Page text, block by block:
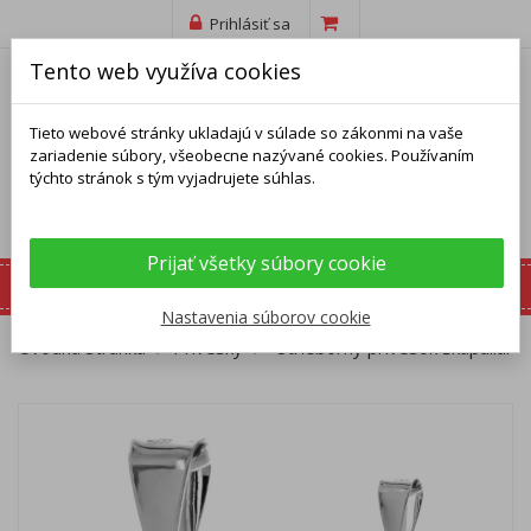
Prihlásiť sa
Úvodná stránka Prívesky Strieborný prívesok Škapuliar
Tento web využíva cookies
Tieto webové stránky ukladajú v súlade so zákonmi na vaše
zariadenie súbory, všeobecne nazývané cookies. Používaním
týchto stránok s tým vyjadrujete súhlas.
Prijať všetky súbory cookie
Nastavenia súborov cookie